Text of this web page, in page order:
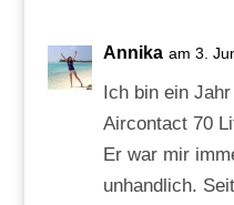
Annika am 3.
Ich bin ein
Aircontact 70
Er war mir
unhandlich.